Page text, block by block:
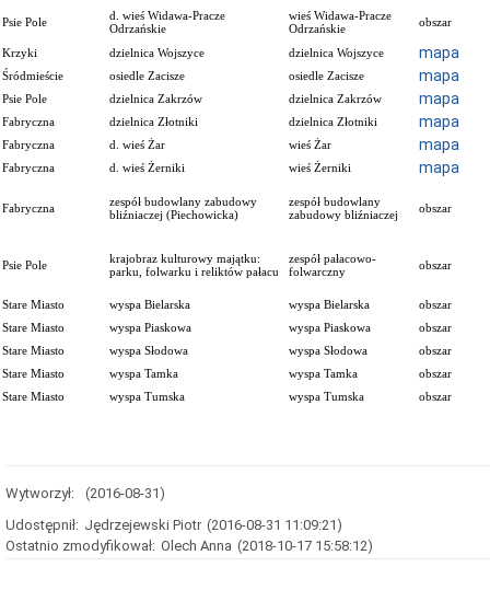
Psie Pole
d. wieś Widawa-Pracze
Odrzańskie
wieś Widawa-Pracze
Odrzańskie
obszar
Krzyki dzielnica Wojszyce dzielnica Wojszyce mapa
Śródmieście osiedle Zacisze osiedle Zacisze mapa
Psie Pole dzielnica Zakrzów dzielnica Zakrzów mapa
Fabryczna dzielnica Złotniki dzielnica Złotniki mapa
Fabryczna d. wieś Żar wieś Żar mapa
Fabryczna d. wieś Żerniki wieś Żerniki mapa
Fabryczna
zespół budowlany zabudowy
bliźniaczej (Piechowicka)
zespół budowlany
zabudowy bliźniaczej
obszar
Psie Pole
krajobraz kulturowy majątku:
parku, folwarku i reliktów pałacu
zespół pałacowo-
folwarczny
obszar
Stare Miasto wyspa Bielarska wyspa Bielarska
obszar
Stare Miasto
wyspa Piaskowa wyspa Piaskowa
obszar
Stare Miasto
wyspa Słodowa wyspa Słodowa
obszar
Stare Miasto
wyspa Tamka wyspa Tamka
obszar
Stare Miasto
wyspa Tumska wyspa Tumska obszar
Wytworzył:
(2016-08-31)
Udostępnił: Jędrzejewski Piotr (2016-08-31 11:09:21)
Ostatnio zmodyfikował: Olech Anna (2018-10-17 15:58:12)